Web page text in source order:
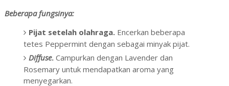
Beberapa fungsinya:
Pijat setelah olahraga. Encerkan beberapa
tetes Peppermint dengan sebagai minyak pijat.
Diffuse.Campurkan dengan Lavender dan
Rosemary untuk mendapatkan aroma yang
menyegarkan.